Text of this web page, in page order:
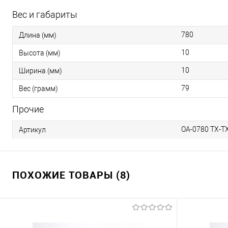
Вес и габариты
Длина (мм) 780
Высота (мм) 10
Ширина (мм) 10
Вес (грамм) 79
Прочие
Артикул OA-0780 TX-
ПОХОЖИЕ ТОВАРЫ (8)